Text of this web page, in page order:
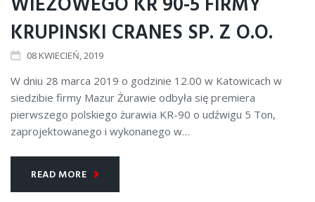
KRUPINSKI CRANES SP. Z O.O.
08KWIECIEŃ, 2019
W dniu 28 marca 2019 o godzinie 12.00 w Katowicach w
siedzibie firmy Mazur Żurawie odbyła się premiera
pierwszego polskiego żurawia KR-90 o udźwigu 5 Ton,
zaprojektowanego i wykonanego w…
READ MORE